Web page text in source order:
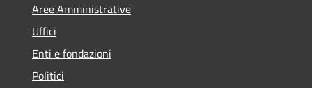
Aree Amministrative
Uffici
Enti e fondazioni
Politici